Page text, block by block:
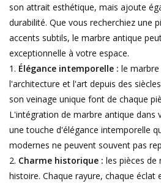
Sols En Pierre, Terre Cuite &
Marbre
Outlet
Clients Satisfaits
Marbres Antiques
Base de Données IA
son attrait esthétique, mais ajoute
durabilité. Que vous recherchiez une
accents subtils, le marbre antique
exceptionnelle à votre espace.
Élégance intemporelle : le
l'architecture et l'art depuis des
son veinage unique font de chaque
L'intégration de marbre antique
une touche d'élégance intemporelle
modernes ne peuvent souvent pas
Charme historique : les pièces de
histoire. Chaque rayure, chaque